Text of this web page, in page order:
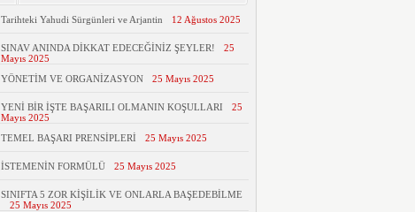
Tarihteki Yahudi Sürgünleri ve Arjantin 12 Ağustos 2025
SINAV ANINDA DİKKAT EDECEĞİNİZ ŞEYLER!
25
Mayıs 2025
YÖNETİM VE ORGANİZASYON
25 Mayıs 2025
YENİ BİR İŞTE BAŞARILI OLMANIN KOŞULLARI
25
Mayıs 2025
TEMEL BAŞARI PRENSİPLERİ
25 Mayıs 2025
İSTEMENİN FORMÜLÜ 25 Mayıs 2025
SINIFTA 5 ZOR KİŞİLİK VE ONLARLA BAŞEDEBİLME
25 Mayıs 2025